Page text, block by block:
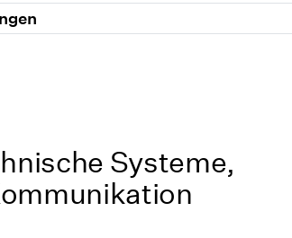
Systeme,